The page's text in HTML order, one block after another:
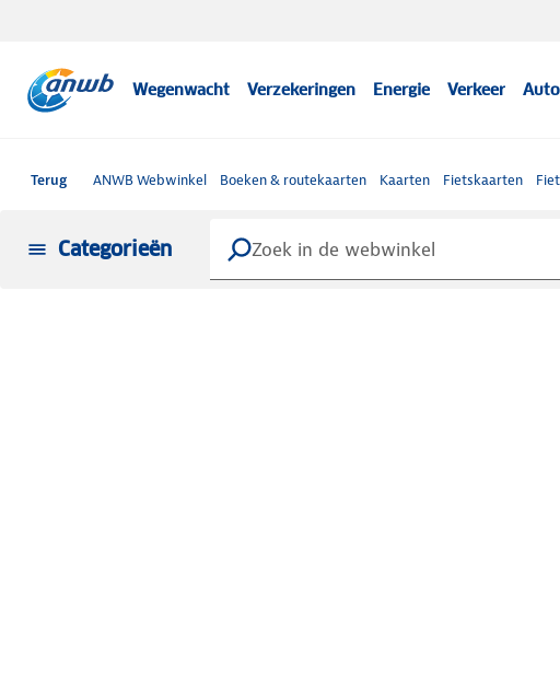
Wegenwacht Verzekeringen Energie Verkeer Auto
Terug ANWB Webwinkel Boeken & routekaarten Kaarten Fietskaarten
Categorieën